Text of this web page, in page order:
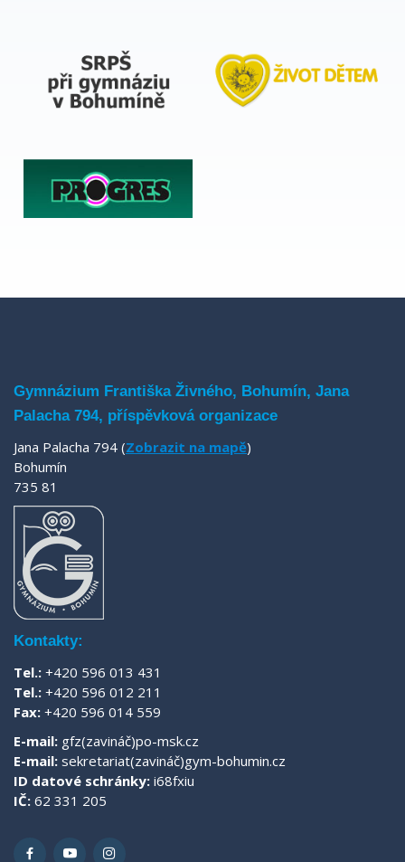
Gymnázium Františka Živného, Bohumín, Jana
Palacha 794, příspěvková organizace
Jana Palacha 794 (Zobrazit na mapě)
Bohumín
735 81
Kontakty:
Tel.: +420 596 013 431
Tel.: +420 596 012 211
Fax: +420 596 014 559
E-mail: gfz(zavináč)po-msk.cz
E-mail: sekretariat(zavináč)gym-bohumin.cz
ID datové schránky: i68fxiu
IČ: 62 331 205